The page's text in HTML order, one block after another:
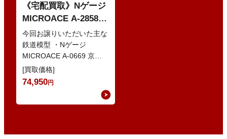
《宅配買取》Nゲージ
MICROACE A-2858
京阪8000系 新塗装 な
どの鉄道模型
今回お譲りいただいた主な
鉄道模型 ・Nゲージ
MICROACE A-0669 京阪
8030系 ・Nゲージ
GREENMAX 組立キ…
[買取価格]
74,950円